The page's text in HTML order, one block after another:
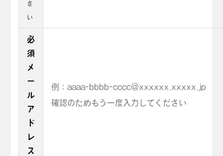
さ
い
必
須
メ
ー
ル
ア
ド
レ
ス